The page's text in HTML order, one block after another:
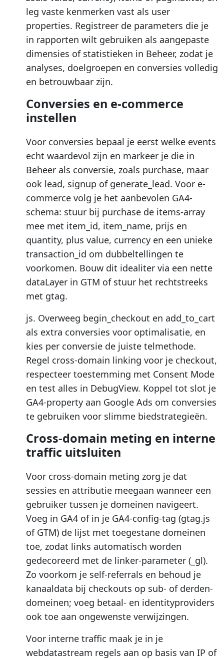
leg vaste kenmerken vast als user
properties. Registreer de parameters die je
in rapporten wilt gebruiken als aangepaste
dimensies of statistieken in Beheer, zodat je
analyses, doelgroepen en conversies volledig
en betrouwbaar zijn.
Conversies en e-commerce
instellen
Voor conversies bepaal je eerst welke events
echt waardevol zijn en markeer je die in
Beheer als conversie, zoals purchase, maar
ook lead, signup of generate_lead. Voor e-
commerce volg je het aanbevolen GA4-
schema: stuur bij purchase de items-array
mee met item_id, item_name, prijs en
quantity, plus value, currency en een unieke
transaction_id om dubbeltellingen te
voorkomen. Bouw dit idealiter via een nette
dataLayer in GTM of stuur het rechtstreeks
met gtag.
js. Overweeg begin_checkout en add_to_cart
als extra conversies voor optimalisatie, en
kies per conversie de juiste telmethode.
Regel cross-domain linking voor je checkout,
respecteer toestemming met Consent Mode
en test alles in DebugView. Koppel tot slot je
GA4-property aan Google Ads om conversies
te gebruiken voor slimme biedstrategieën.
Cross-domain meting en interne
traffic uitsluiten
Voor cross-domain meting zorg je dat
sessies en attributie meegaan wanneer een
gebruiker tussen je domeinen navigeert.
Voeg in GA4 of in je GA4-config-tag (gtag.js
of GTM) de lijst met toegestane domeinen
toe, zodat links automatisch worden
gedecoreerd met de linker-parameter (_gl).
Zo voorkom je self-referrals en behoud je
kanaaldata bij checkouts op sub- of derden­
domeinen; voeg betaal- en identityproviders
ook toe aan ongewenste verwijzingen.
Voor interne traffic maak je in je
webdatastream regels aan op basis van IP of